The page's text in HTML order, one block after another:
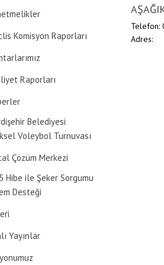
Komisyon Raporları
Raporları
Belediyesi
Voleybol Turnuvası
Çözüm Merkezi
Hibe ile Şeker Sorgumu
Desteği
Yayınlar
Telefon:
Adres: